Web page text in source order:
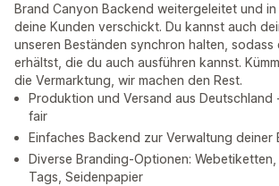
Brand Canyon Backend weitergeleitet und in
deine Kunden verschickt. Du kannst auch
unseren Beständen synchron halten, sodass
erhältst, die du auch ausführen kannst.
die Vermarktung, wir machen den Rest.
Produktion und Versand aus Deutschland
fair
Einfaches Backend zur Verwaltung deiner
Diverse Branding-Optionen:
Tags, Seidenpapier